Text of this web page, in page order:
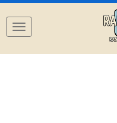
Navigation